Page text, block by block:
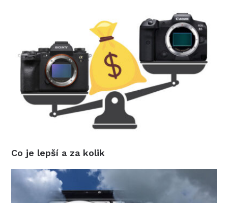
Co je lepší a za kolik